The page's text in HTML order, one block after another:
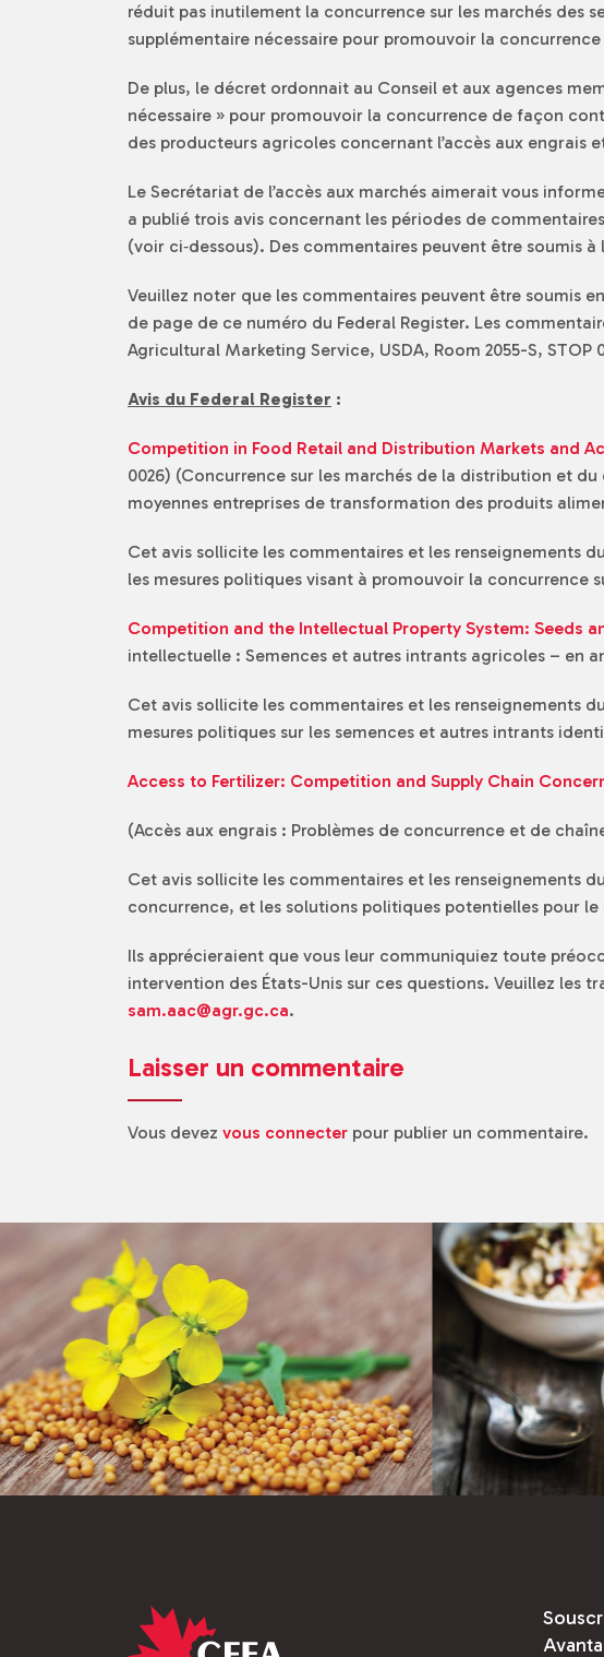
réduit pas inutilement la concurrence sur les marchés des
supplémentaire nécessaire pour promouvoir la
De plus, le décret ordonnait au Conseil et aux agences
nécessaire » pour promouvoir la concurrence de façon
des producteurs agricoles concernant l’accès aux engrais
Le Secrétariat de l’accès aux marchés aimerait vous
a publié trois avis concernant les périodes de
(voir ci‑dessous). Des commentaires peuvent être soumis à
Veuillez noter que les commentaires peuvent être soumis
de page de ce numéro du Federal Register. Les
Agricultural Marketing Service, USDA, Room 2055-S, STOP
Avis du Federal Register :
Competition in Food Retail and Distribution Markets and
0026) (Concurrence sur les marchés de la distribution et
moyennes entreprises de transformation des produits
Cet avis sollicite les commentaires et les renseignements
les mesures politiques visant à promouvoir la concurrence
Competition and the Intellectual Property System: Seeds
intellectuelle : Semences et autres intrants agricoles – en
Cet avis sollicite les commentaires et les renseignements
mesures politiques sur les semences et autres intrants
Access to Fertilizer: Competition and Supply Chain
(Accès aux engrais : Problèmes de concurrence et de
Cet avis sollicite les commentaires et les renseignements
concurrence, et les solutions politiques potentielles pour le
Ils apprécieraient que vous leur communiquiez toute
intervention des États-Unis sur ces questions. Veuillez les
sam.aac@agr.gc.ca.
Laisser un commentaire
Vous devez vous connecter pour publier un commentaire.